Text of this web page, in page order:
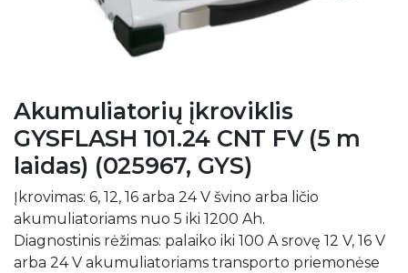
Akumuliatorių įkroviklis
GYSFLASH 101.24 CNT FV (5 m
laidas) (025967, GYS)
Įkrovimas: 6, 12, 16 arba 24 V švino arba ličio
akumuliatoriams nuo 5 iki 1200 Ah.
Diagnostinis rėžimas: palaiko iki 100 A srovę 12 V, 16 V
arba 24 V akumuliatoriams transporto priemonėse